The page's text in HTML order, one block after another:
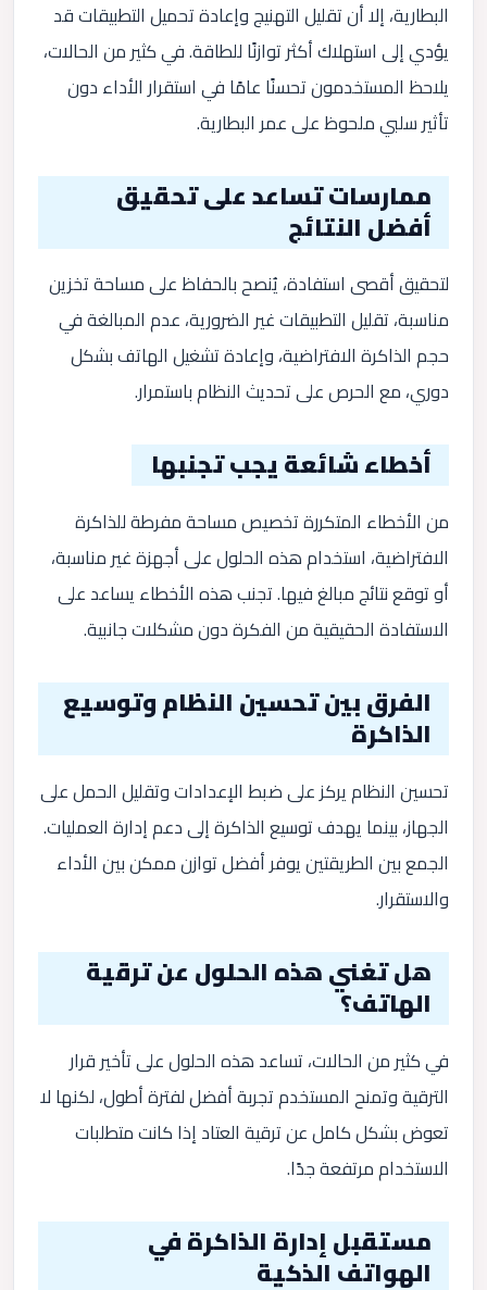
البطارية، إلا أن تقليل التهنيج وإعادة تحميل التطبيقات قد
يؤدي إلى استهلاك أكثر توازنًا للطاقة. في كثير من الحالات،
يلاحظ المستخدمون تحسنًا عامًا في استقرار الأداء دون
تأثير سلبي ملحوظ على عمر البطارية.
ممارسات تساعد على تحقيق
أفضل النتائج
لتحقيق أقصى استفادة، يُنصح بالحفاظ على مساحة تخزين
مناسبة، تقليل التطبيقات غير الضرورية، عدم المبالغة في
حجم الذاكرة الافتراضية، وإعادة تشغيل الهاتف بشكل
دوري، مع الحرص على تحديث النظام باستمرار.
أخطاء شائعة يجب تجنبها
من الأخطاء المتكررة تخصيص مساحة مفرطة للذاكرة
الافتراضية، استخدام هذه الحلول على أجهزة غير مناسبة،
أو توقع نتائج مبالغ فيها. تجنب هذه الأخطاء يساعد على
الاستفادة الحقيقية من الفكرة دون مشكلات جانبية.
الفرق بين تحسين النظام وتوسيع
الذاكرة
تحسين النظام يركز على ضبط الإعدادات وتقليل الحمل على
الجهاز، بينما يهدف توسيع الذاكرة إلى دعم إدارة العمليات.
الجمع بين الطريقتين يوفر أفضل توازن ممكن بين الأداء
والاستقرار.
هل تغني هذه الحلول عن ترقية
الهاتف؟
في كثير من الحالات، تساعد هذه الحلول على تأخير قرار
الترقية وتمنح المستخدم تجربة أفضل لفترة أطول، لكنها لا
تعوض بشكل كامل عن ترقية العتاد إذا كانت متطلبات
الاستخدام مرتفعة جدًا.
مستقبل إدارة الذاكرة في
الهواتف الذكية